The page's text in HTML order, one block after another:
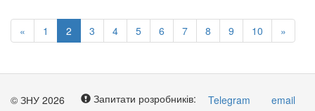
« 1 2 3 4 5 6 7 8 9 10 »
© ЗНУ 2026 Запитати розробників: Telegram email